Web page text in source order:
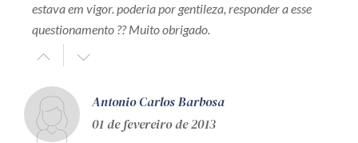
estava em vigor. poderia por gentileza, responder a esse
questionamento ?? Muito obrigado.
Antonio Carlos Barbosa
01 de fevereiro de 2013